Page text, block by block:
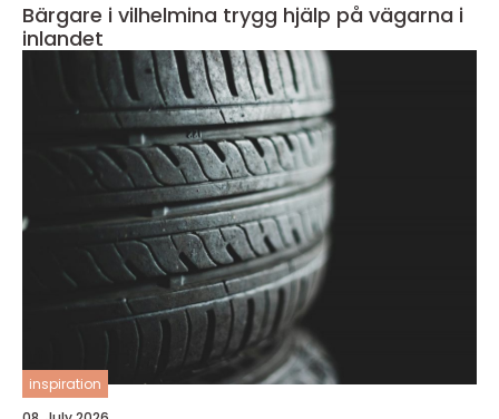
Bärgare i vilhelmina trygg hjälp på vägarna i
inlandet
inspiration